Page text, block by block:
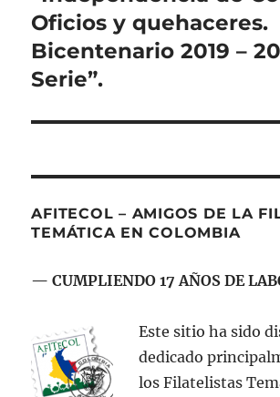
Oficios y quehaceres.
Bicentenario 2019 –
Serie”.
AFITECOL – AMIGOS DE LA
TEMÁTICA EN COLOMBIA
— CUMPLIENDO 17 AÑOS DE
Este sitio ha sido
dedicado
los Filatelistas